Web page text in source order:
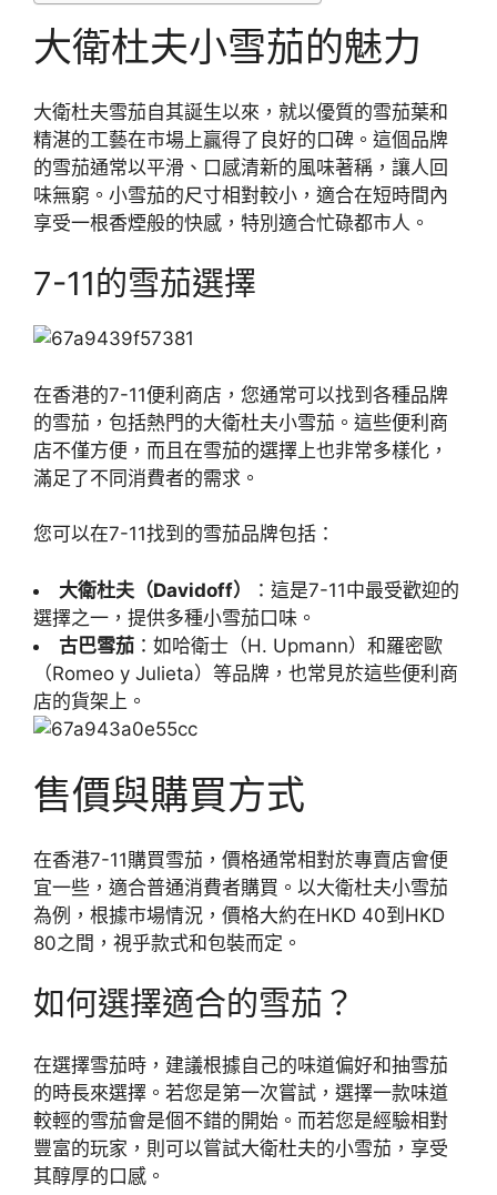
大衛杜夫小雪茄的魅力
大衛杜夫雪茄自其誕生以來，就以優質的雪茄葉和
精湛的工藝在市場上贏得了良好的口碑。這個品牌
的雪茄通常以平滑、口感清新的風味著稱，讓人回
味無窮。小雪茄的尺寸相對較小，適合在短時間內
享受一根香煙般的快感，特別適合忙碌都市人。
7-11的雪茄選擇
在香港的7-11便利商店，您通常可以找到各種品牌
的雪茄，包括熱門的大衛杜夫小雪茄。這些便利商
店不僅方便，而且在雪茄的選擇上也非常多樣化，
滿足了不同消費者的需求。
您可以在7-11找到的雪茄品牌包括：
大衛杜夫（Davidoff）
：這是7-11中最受歡迎的
選擇之一，提供多種小雪茄口味。
古巴雪茄 ：如哈衛士（H. Upmann）和羅密歐
（Romeo y Julieta）等品牌，也常見於這些便利商
店的貨架上。
售價與購買方式
在香港7-11購買雪茄，價格通常相對於專賣店會便
宜一些，適合普通消費者購買。以大衛杜夫小雪茄
為例，根據市場情況，價格大約在HKD 40到HKD
80之間，視乎款式和包裝而定。
如何選擇適合的雪茄？
在選擇雪茄時，建議根據自己的味道偏好和抽雪茄
的時長來選擇。若您是第一次嘗試，選擇一款味道
較輕的雪茄會是個不錯的開始。而若您是經驗相對
豐富的玩家，則可以嘗試大衛杜夫的小雪茄，享受
其醇厚的口感。